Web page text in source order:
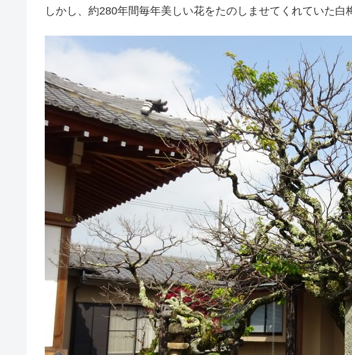
しかし、約280年間毎年美しい花をたのしませてくれていた